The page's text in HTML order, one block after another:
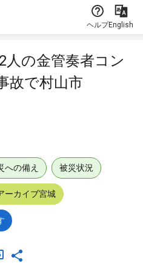
ヘルプEnglish
の金管奏者コン
故で村山市
への備え 被災状況
ーカイブ宮城